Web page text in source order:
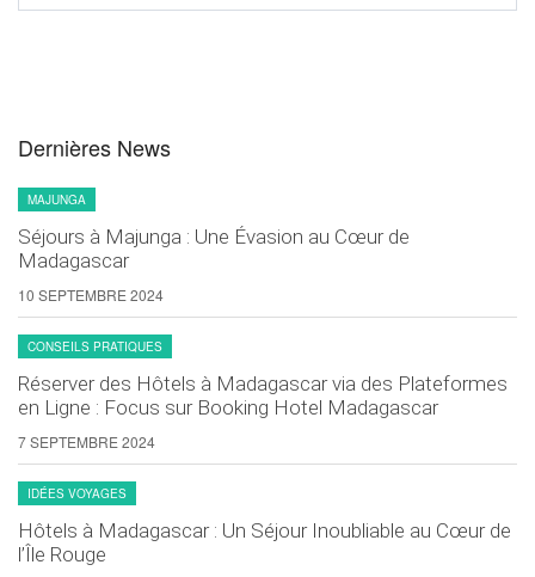
Dernières News
MAJUNGA
Séjours à Majunga : Une Évasion au Cœur de
Madagascar
10 SEPTEMBRE 2024
CONSEILS PRATIQUES
Réserver des Hôtels à Madagascar via des Plateformes
en Ligne : Focus sur Booking Hotel Madagascar
7 SEPTEMBRE 2024
IDÉES VOYAGES
Hôtels à Madagascar : Un Séjour Inoubliable au Cœur de
l’Île Rouge